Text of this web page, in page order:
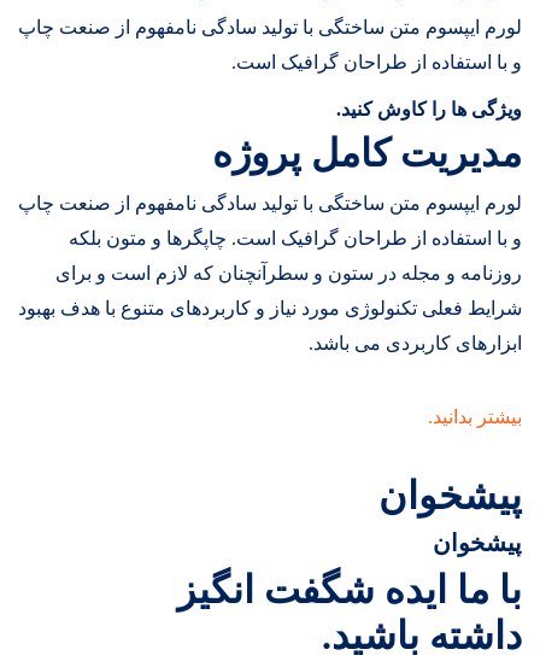
لورم ایپسوم متن ساختگی با تولید سادگی نامفهوم از صنعت چاپ
و با استفاده از طراحان گرافیک است.
ویژگی ها را کاوش کنید.
مدیریت کامل پروژه
لورم ایپسوم متن ساختگی با تولید سادگی نامفهوم از صنعت چاپ
و با استفاده از طراحان گرافیک است. چاپگرها و متون بلکه
روزنامه و مجله در ستون و سطرآنچنان که لازم است و برای
شرایط فعلی تکنولوژی مورد نیاز و کاربردهای متنوع با هدف بهبود
ابزارهای کاربردی می باشد.
بیشتر بدانید.
پیشخوان
پیشخوان
با ما ایده شگفت انگیز
داشته باشید.